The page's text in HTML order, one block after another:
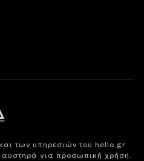
των υπηρεσιών του hello.gr
αυστηρά για προσωπική χρήση.